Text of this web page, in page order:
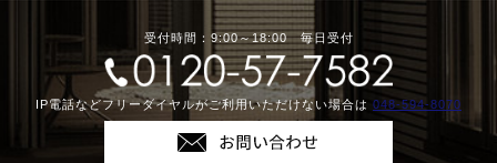
受付時間：9:00～18:00 毎日受付
IP電話などフリーダイヤルがご利用いただけない場合は 048-594-8070